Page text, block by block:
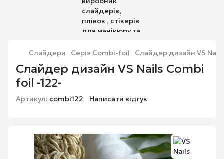
Слайдери Серія Combi-foil Слайдер дизайн VS
Слайдер дизайн VS Nails Combi
foil -122-
Артикул: combi122 Написати відгук